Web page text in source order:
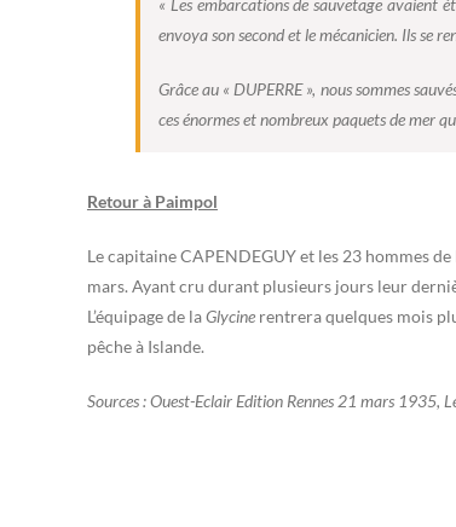
« Les embarcations de sauvetage avaient
envoya son second et le mécanicien. Ils se
Grâce au « DUPERRE », nous sommes
ces énormes et nombreux paquets de mer
Retour à Paimpol
Le capitaine CAPENDEGUY et les 23 hommes
mars. Ayant cru durant plusieurs jours leur
L’équipage de laGlycinerentrera quelques mois
pêche à Islande.
Sources : Ouest-Eclair Edition Rennes 21 mars